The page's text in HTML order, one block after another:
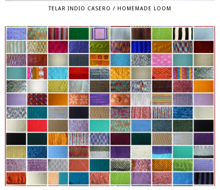
TELAR INDIO CASERO / HOMEMADE LOOM